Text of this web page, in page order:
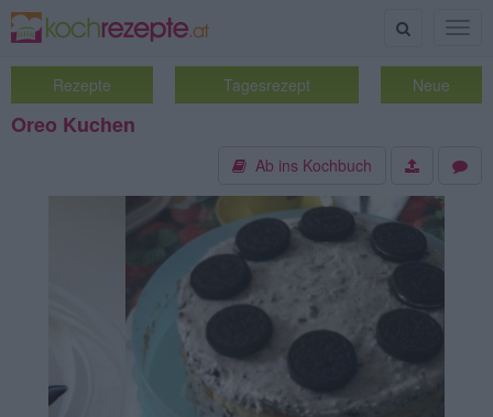
Suche
Rezepte Tagesrezept Neue
Oreo Kuchen
Ab ins Kochbuch